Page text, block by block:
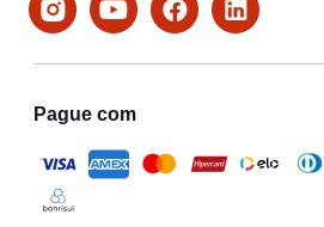
Pague com